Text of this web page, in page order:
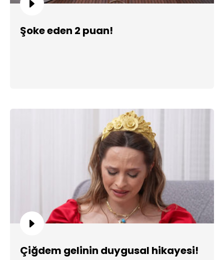
Şoke eden 2 puan!
Çiğdem gelinin duygusal hikayesi!